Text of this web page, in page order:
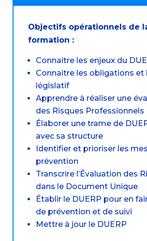
Objectifs opérationnels de
formation :
Connaitre les enjeux du
Connaitre les obligations et
législatif
Apprendre à réaliser une
des Risques Professionnels
Élaborer une trame de
avec sa structure
Identifier et prioriser les
prévention
Transcrire l’Évaluation des
dans le Document Unique
Établir le DUERP pour en
de prévention et de suivi
Mettre à jour le DUERP